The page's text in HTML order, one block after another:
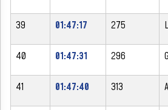
39 01:47:17 275
40 01:47:31 296
41 01:47:40 313